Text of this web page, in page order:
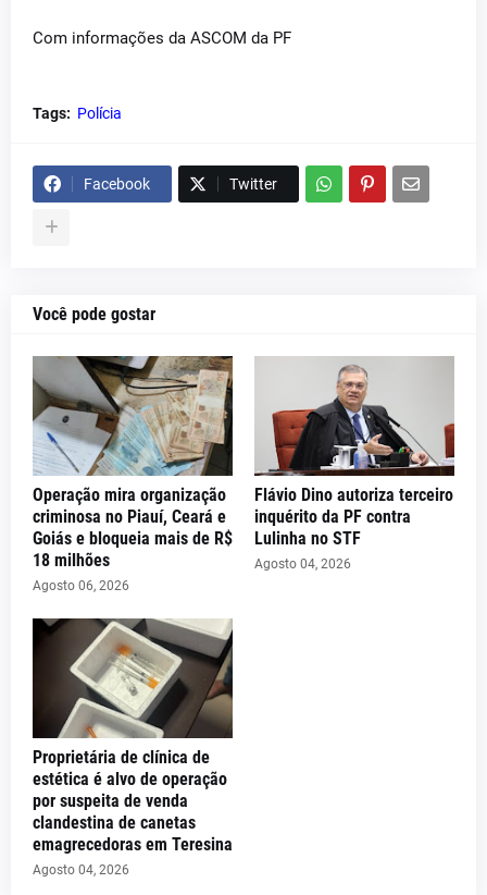
Com informações da ASCOM da PF
Tags: Polícia
Facebook Twitter
Você pode gostar
Operação mira organização
criminosa no Piauí, Ceará e
Goiás e bloqueia mais de R$
18 milhões
Agosto 06, 2026
Flávio Dino autoriza terceiro
inquérito da PF contra
Lulinha no STF
Agosto 04, 2026
Proprietária de clínica de
estética é alvo de operação
por suspeita de venda
clandestina de canetas
emagrecedoras em Teresina
Agosto 04, 2026